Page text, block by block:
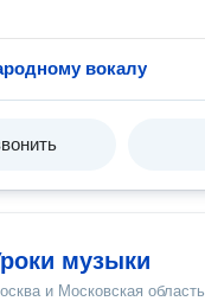
вокалу
музыки
и Московская область